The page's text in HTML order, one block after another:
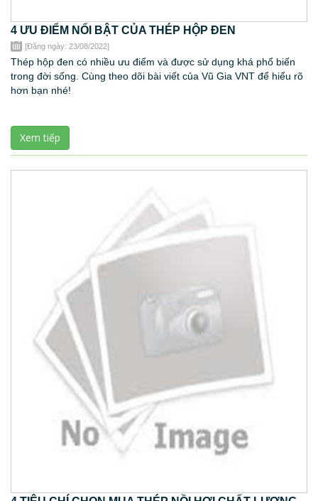
4 ƯU ĐIỂM NỔI BẬT CỦA THÉP HỘP ĐEN
[Đăng ngày: 23/08/2022]
Thép hộp đen có nhiều ưu điểm và được sử dụng khá phổ biến
trong đời sống. Cùng theo dõi bài viết của Vũ Gia VNT để hiểu rõ
hơn bạn nhé!
Xem tiếp